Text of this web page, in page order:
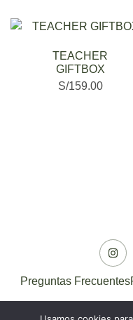
TEACHER
GIFTBOX
S/159.00
Preguntas Frecuentes